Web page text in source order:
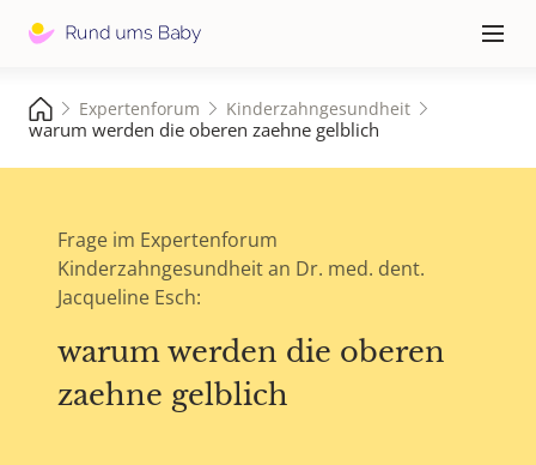
≡
Expertenforum Kinderzahngesundheit
warum werden die oberen zaehne gelblich
Frage im Expertenforum
Kinderzahngesundheit an Dr. med. dent.
Jacqueline Esch:
warum werden die oberen
zaehne gelblich